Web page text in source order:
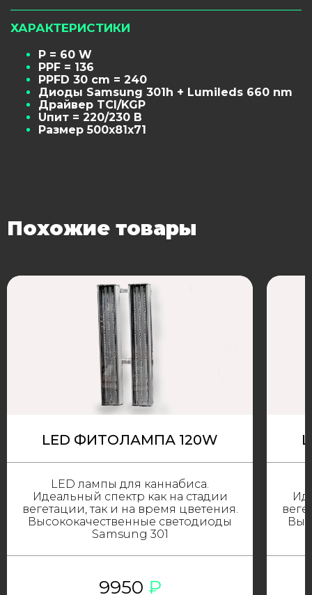
ХАРАКТЕРИСТИКИ
P = 60 W
PPF = 136
PPFD 30 cm = 240
Диоды Samsung 301h + Lumileds 660 nm
Драйвер TCI/KGP
Uпит = 220/230 В
Размер 500х81х71
Похожие товары
LED ФИТОЛАМПА 120W
LED лампы для каннабиса.
Идеальный спектр как на стадии
вегетации, так и на время цветения.
Высококачественные светодиоды
Samsung 301
9950 ₽